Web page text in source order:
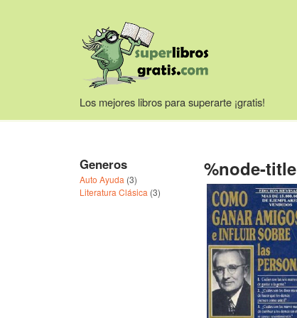
Descargar Libros Gratis
Los mejores libros para superarte ¡gratis!
%node-title
Generos
Auto Ayuda (3)
Literatura Clásica (3)